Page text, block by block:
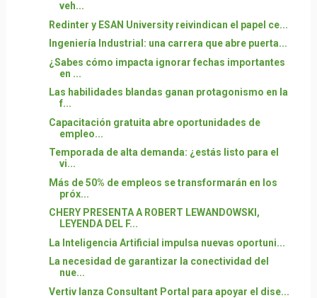
veh...
Redinter y ESAN University reivindican el papel ce...
Ingeniería Industrial: una carrera que abre puerta...
¿Sabes cómo impacta ignorar fechas importantes
en ...
Las habilidades blandas ganan protagonismo en la
f...
Capacitación gratuita abre oportunidades de
empleo...
Temporada de alta demanda: ¿estás listo para el
vi...
Más de 50% de empleos se transformarán en los
próx...
CHERY PRESENTA A ROBERT LEWANDOWSKI,
LEYENDA DEL F...
La Inteligencia Artificial impulsa nuevas oportuni...
La necesidad de garantizar la conectividad del
nue...
Vertiv lanza Consultant Portal para apoyar el dise...